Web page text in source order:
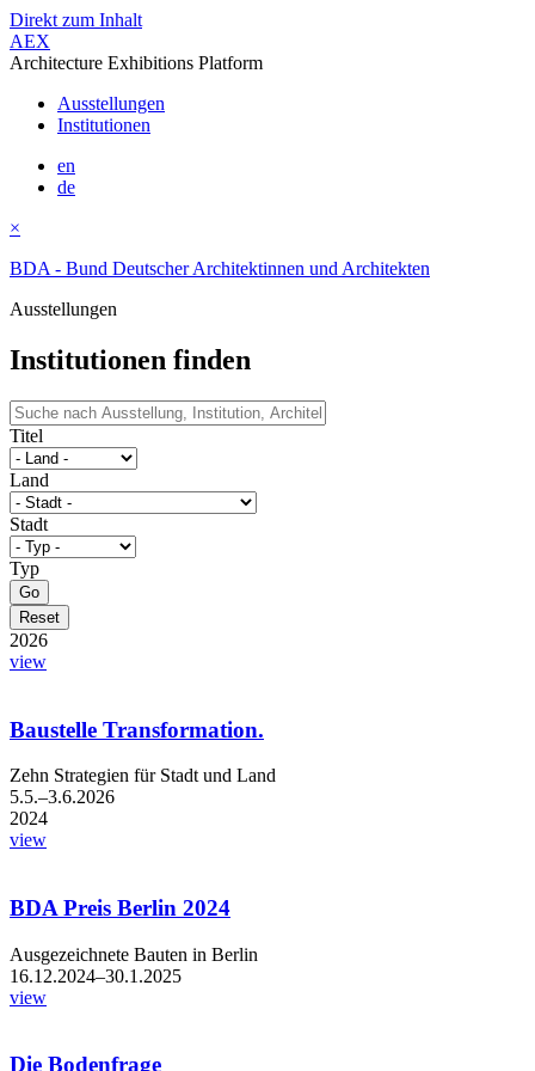
Direkt zum Inhalt
AEX
Architecture Exhibitions Platform
Ausstellungen
Institutionen
en
de
×
BDA - Bund Deutscher Architektinnen und Architekten
Ausstellungen
Institutionen finden
Titel
Land
Stadt
Typ
2026
view
Baustelle Transformation.
Zehn Strategien für Stadt und Land
5.5.–3.6.2026
2024
view
BDA Preis Berlin 2024
Ausgezeichnete Bauten in Berlin
16.12.2024–30.1.2025
view
Die Bodenfrage